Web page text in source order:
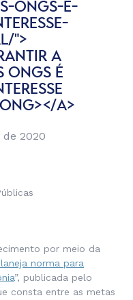
ONGS-E-
">
A
ONGS É
A>
2020
por meio da
norma para
”, publicada pelo
consta entre as metas